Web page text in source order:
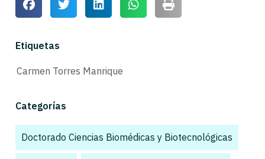
Etiquetas
Carmen Torres Manrique
Categorías
Doctorado Ciencias Biomédicas y Biotecnológicas